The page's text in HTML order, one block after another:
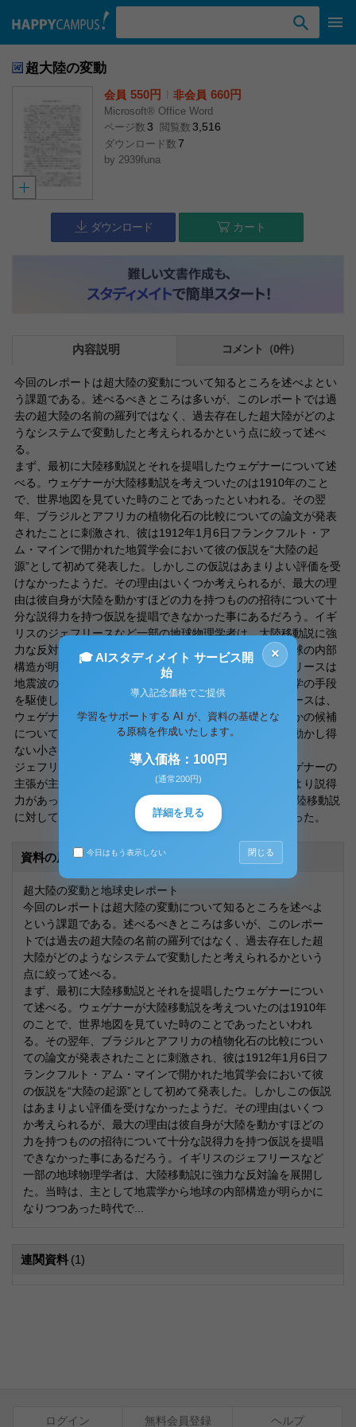
超大陸の変動
会員 550円 非会員 660円
Microsoft® Office Word
ページ数 3 閲覧数 3,516
ダウンロード数 7
by 2939funa
ダウンロード カート
内容説明 コメント（0件）
今回のレポートは超大陸の変動について知るところを述べよとい
う課題である。述べるべきところは多いが、このレポートでは過
去の超大陸の名前の羅列ではなく、過去存在した超大陸がどのよ
うなシステムで変動したと考えられるかという点に絞って述べ
る。
まず、最初に大陸移動説とそれを提唱したウェゲナーについて述
べる。ウェゲナーが大陸移動説を考えついたのは1910年のこと
で、世界地図を見ていた時のことであったといわれる。その翌
年、ブラジルとアフリカの植物化石の比較についての論文が発表
されたことに刺激され、彼は1912年1月6日フランクフルト・ア
ム・マインで開かれた地質学会において彼の仮説を“大陸の起
源”として初めて発表した。しかしこの仮説はあまりよい評価を受
けなかったようだ。その理由はいくつか考えられるが、最大の理
由は彼自身が大陸を動かすほどの力を持つものの招待について十
分な説得力を持つ仮説を提唱できなかった事にあるだろう。イギ
リスのジェフリースなど一部の地球物理学者は、大陸移動説に強
力な反対論を展開した。当時は、主として地震学から地球の内部
構造が明らかになりつつあった時代であり、特にジェフリースは
地震波の伝播など地球内部の諸現象に対して、物理、数学の手段
を駆使して多くの重要な発見を発表していた。ジェフリースは、
ウェゲナーが可能性をあげた大陸移動の原動力のいくつかの候補
についての可能な大きさを見積り、それらは到底大陸を動かし得
ない小さな力にすぎないと結論付けた。
ジェフリースらの主張には数学的な裏付けがあり、ウェゲナーの
主張が主として定性的な証拠に頼っているのにくらべてより説得
力があった。こうして、1950年代の終わり頃までには大陸移動説
に対して否定的な見解が学界の大勢を支配するようになった。
資料の原本内容
超大陸の変動と地球史レポート
今回のレポートは超大陸の変動について知るところを述べよ
という課題である。述べるべきところは多いが、このレポー
トでは過去の超大陸の名前の羅列ではなく、過去存在した超
大陸がどのようなシステムで変動したと考えられるかという
点に絞って述べる。
まず、最初に大陸移動説とそれを提唱したウェゲナーについ
て述べる。ウェゲナーが大陸移動説を考えついたのは1910年
のことで、世界地図を見ていた時のことであったといわれ
る。その翌年、ブラジルとアフリカの植物化石の比較につい
ての論文が発表されたことに刺激され、彼は1912年1月6日フ
ランクフルト・アム・マインで開かれた地質学会において彼
の仮説を“大陸の起源”として初めて発表した。しかしこの仮説
はあまりよい評価を受けなかったようだ。その理由はいくつ
か考えられるが、最大の理由は彼自身が大陸を動かすほどの
力を持つものの招待について十分な説得力を持つ仮説を提唱
できなかった事にあるだろう。イギリスのジェフリースなど
一部の地球物理学者は、大陸移動説に強力な反対論を展開し
た。当時は、主として地震学から地球の内部構造が明らかに
なりつつあった時代で...
連関資料 (1)
ログイン 無料会員登録 ヘルプ
×
🎓 AIスタディメイト サービス開
始
導入記念価格でご提供
学習をサポートする AI が、資料の基礎とな
る原稿を作成いたします。
導入価格：100円
(通常200円)
詳細を見る
今日はもう表示しない 閉じる